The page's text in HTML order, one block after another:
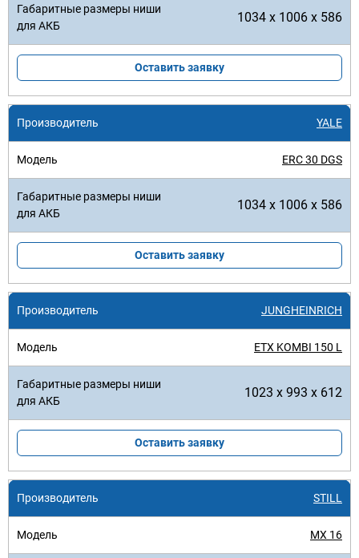
1034 x 1006 x 586
Оставить заявку
YALE
ERC 30 DGS
1034 x 1006 x 586
Оставить заявку
JUNGHEINRICH
ETX KOMBI 150 L
1023 x 993 x 612
Оставить заявку
STILL
MX 16